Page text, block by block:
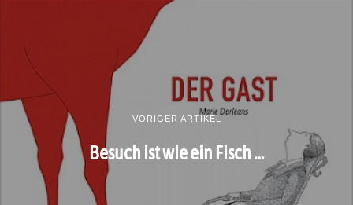
VORIGER ARTIKEL
Besuch ist wie ein Fisch …